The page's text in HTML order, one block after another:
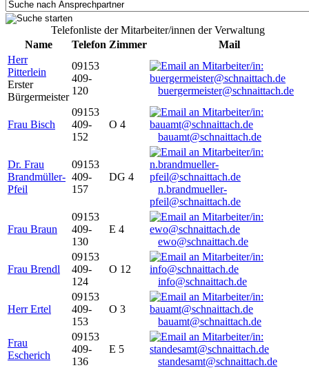
Telefonliste der Mitarbeiter/innen der Verwaltung
Name
Telefon Zimmer
Mail
Herr
Pitterlein
Erster
Bürgermeister
09153
409-
120
buergermeister@schnaittach.de
Frau Bisch
09153
409-
152
O 4
bauamt@schnaittach.de
Dr. Frau
Brandmüller-
Pfeil
09153
409-
157
DG 4
n.brandmueller-
pfeil@schnaittach.de
Frau Braun
09153
409-
130
E 4
ewo@schnaittach.de
Frau Brendl
09153
409-
124
O 12
info@schnaittach.de
Herr Ertel
09153
409-
153
O 3
bauamt@schnaittach.de
Frau
Escherich
09153
409-
136
E 5
standesamt@schnaittach.de